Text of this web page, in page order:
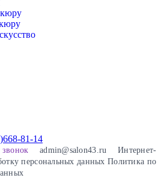
81-14
звонок admin@salon43.ru
Интернет-
персональных данныхПолитика по